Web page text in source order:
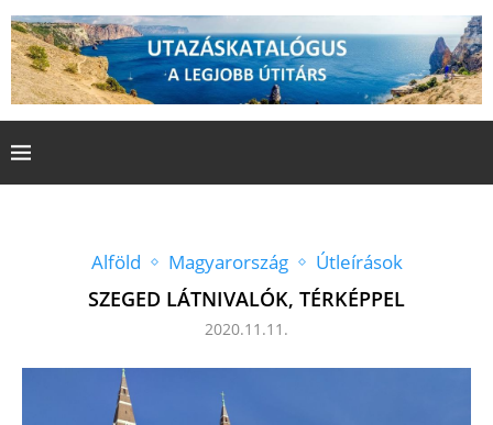
Alföld Magyarország Útleírások
SZEGED LÁTNIVALÓK, TÉRKÉPPEL
2020.11.11.